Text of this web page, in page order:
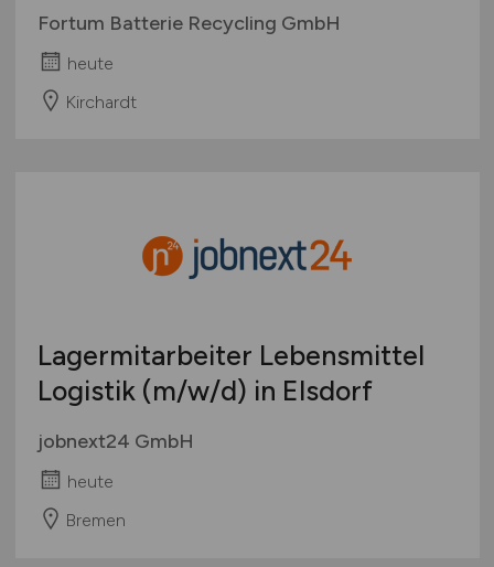
Fortum Batterie Recycling GmbH
heute
Kirchardt
Lagermitarbeiter Lebensmittel
Logistik (m/w/d) in Elsdorf
jobnext24 GmbH
heute
Bremen